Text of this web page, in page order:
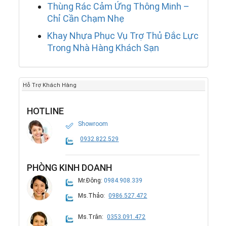
Thùng Rác Cảm Ứng Thông Minh –
Chỉ Cần Chạm Nhẹ
Khay Nhựa Phục Vụ Trợ Thủ Đắc Lực
Trong Nhà Hàng Khách Sạn
Hỗ Trợ Khách Hàng
HOTLINE
Showroom
0932.822.529
PHÒNG KINH DOANH
Mr.Đông:0984.908.339
Ms.Thảo: 0986.527.472
Ms.Trân: 0353.091.472